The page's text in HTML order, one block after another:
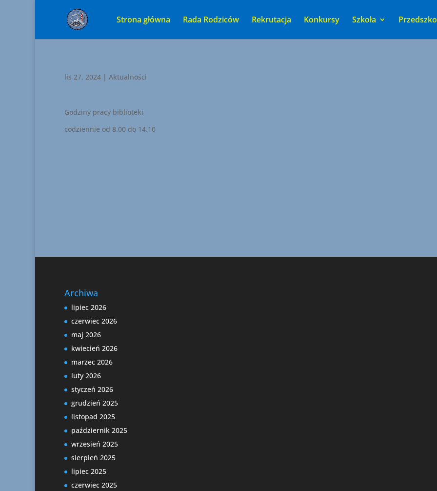
Strona główna Rada Rodziców Rekrutacja Konkursy Szkoła
lis 27, 2024 | Aktualności
Godziny pracy biblioteki
codziennie od 8.00 do 14.10
Archiwa
lipiec 2026
czerwiec 2026
maj 2026
kwiecień 2026
marzec 2026
luty 2026
styczeń 2026
grudzień 2025
listopad 2025
październik 2025
wrzesień 2025
sierpień 2025
lipiec 2025
czerwiec 2025